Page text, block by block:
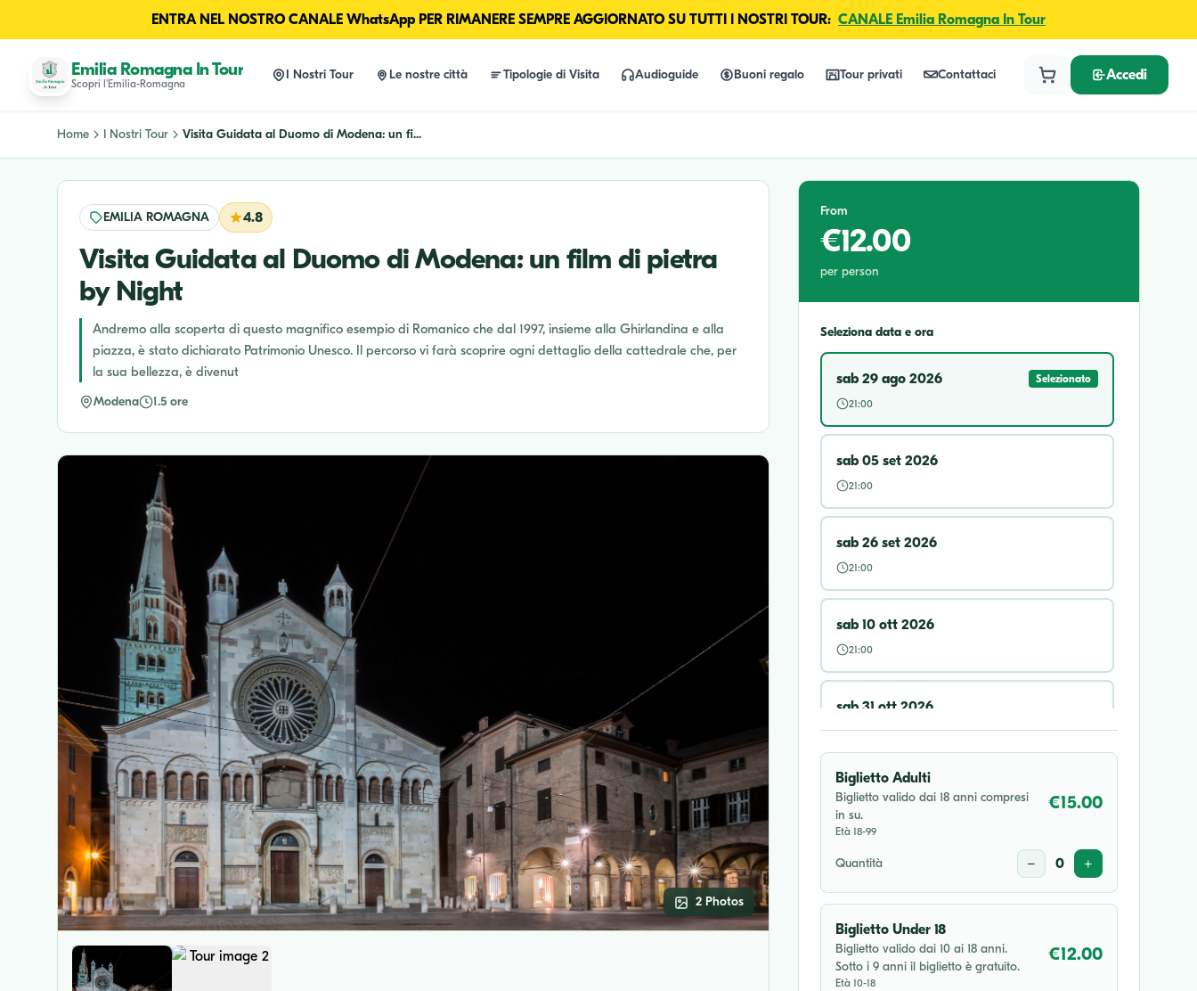
ENTRA NEL NOSTRO CANALE WhatsApp PER RIMANERE SEMPRE AGGIORNATO SU TUTTI I NOSTRI TOUR: CANALE Emilia Romagna In Tour
Emilia Romagna In Tour
Scopri l'Emilia-Romagna
I Nostri Tour Le nostre città Tipologie di Visita Audioguide Buoni regalo Tour privati Contattaci Accedi
Home I Nostri Tour Visita Guidata al Duomo di Modena: un fi...
EMILIA ROMAGNA 4.8
Visita Guidata al Duomo di Modena: un film di pietra
by Night
Andremo alla scoperta di questo magnifico esempio di Romanico che dal 1997, insieme alla Ghirlandina e alla
piazza, è stato dichiarato Patrimonio Unesco. Il percorso vi farà scoprire ogni dettaglio della cattedrale che, per
la sua bellezza, è divenut
Modena 1.5 ore
2 Photos
From
€12.00
per person
Seleziona data e ora
sab 29 ago 2026
Selezionato
21:00
sab 05 set 2026
21:00
sab 26 set 2026
21:00
sab 10 ott 2026
21:00
sab 31 ott 2026
21:00
Biglietto Adulti
Biglietto valido dai 18 anni compresi
in su.
Età 18-99
€15.00
Quantità − 0 +
Biglietto Under 18
Biglietto valido dai 10 ai 18 anni.
Sotto i 9 anni il biglietto è gratuito.
Età 10-18
€12.00